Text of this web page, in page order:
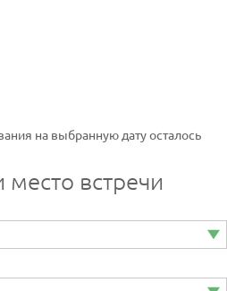
на выбранную дату осталось
место встречи